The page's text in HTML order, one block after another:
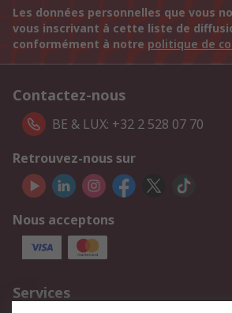
Les données personnelles que vous
vous inscrivant à cette liste de
conformément à notre politique de
Contactez-nous
BE & LUX: +32 2 528 07 70
Retrouvez-nous sur
Nous acceptons
Services